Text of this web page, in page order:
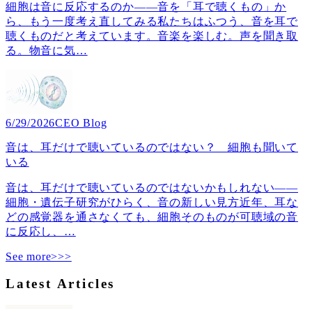
細胞は音に反応するのか――音を「耳で聴くもの」か
ら、もう一度考え直してみる私たちはふつう、音を耳で
聴くものだと考えています。音楽を楽しむ。声を聞き取
る。物音に気…
6/29/2026CEO Blog
音は、耳だけで聴いているのではない？ 細胞も聞いて
いる
音は、耳だけで聴いているのではないかもしれない――
細胞・遺伝子研究がひらく、音の新しい見方近年、耳な
どの感覚器を通さなくても、細胞そのものが可聴域の音
に反応し、 …
See more>>>
Latest Articles